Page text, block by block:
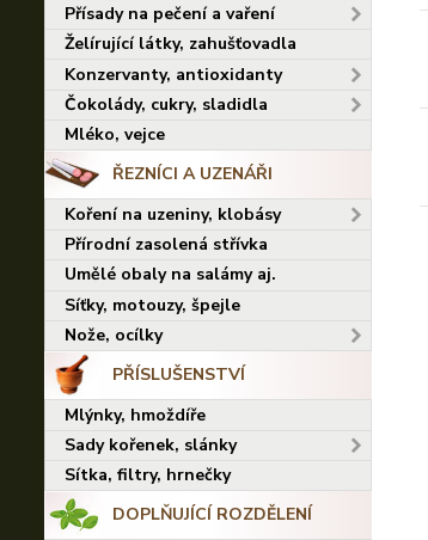
Přísady na pečení a vaření
Želírující látky, zahušťovadla
Konzervanty, antioxidanty
Čokolády, cukry, sladidla
Mléko, vejce
ŘEZNÍCI A UZENÁŘI
Koření na uzeniny, klobásy
Přírodní zasolená střívka
Umělé obaly na salámy aj.
Síťky, motouzy, špejle
Nože, ocílky
PŘÍSLUŠENSTVÍ
Mlýnky, hmoždíře
Sady kořenek, slánky
Sítka, filtry, hrnečky
DOPLŇUJÍCÍ ROZDĚLENÍ